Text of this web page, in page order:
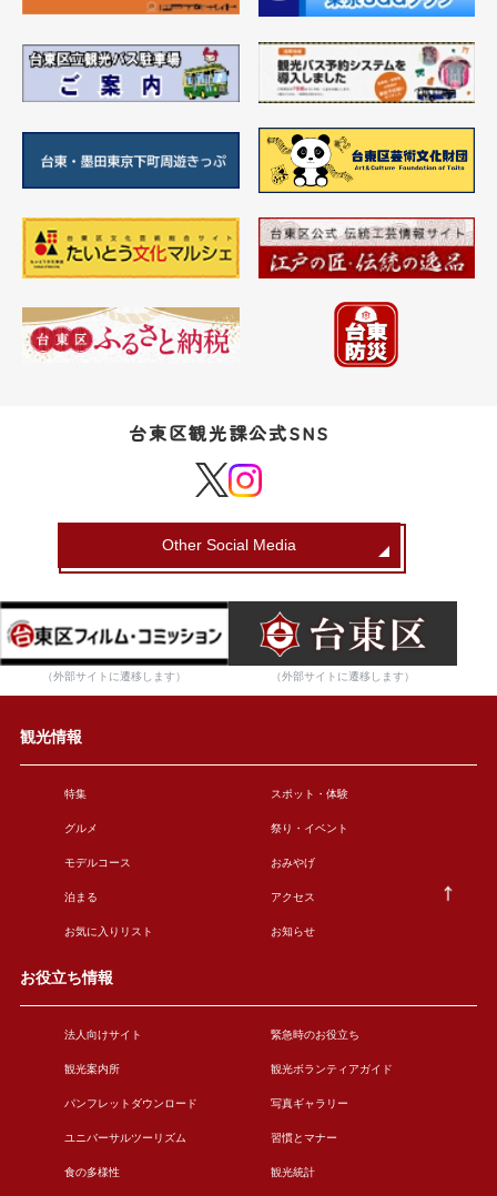
台東区観光課公式SNS
Other Social Media
（外部サイトに遷移します） （外部サイトに遷移します）
観光情報
特集 スポット・体験
グルメ 祭り・イベント
モデルコース おみやげ
泊まる アクセス
お気に入りリスト お知らせ
お役立ち情報
法人向けサイト 緊急時のお役立ち
観光案内所 観光ボランティアガイド
パンフレットダウンロード 写真ギャラリー
ユニバーサルツーリズム 習慣とマナー
食の多様性 観光統計